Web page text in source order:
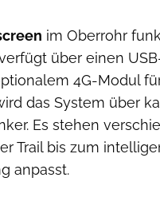
im Oberrohr
über einen
4G-Modul
das System über
Es stehen
Trail bis zum
anpasst.